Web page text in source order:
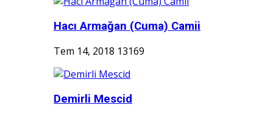
Hacı Armağan (Cuma) Camii
Tem 14, 2018 13169
Demirli Mescid